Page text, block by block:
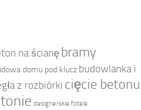
na ścianębramy
domu pod klucz budowlanka i
z rozbiórki cięcie betonu
designerskie fotele